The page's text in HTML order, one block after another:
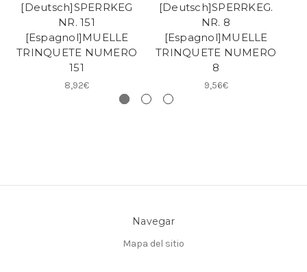
[Deutsch]SPERRKEG
NR. 151
[Espagnol]MUELLE
TRINQUETE NUMERO
151
8,92€
[Deutsch]SPERRKEG.
NR. 8
[Espagnol]MUELLE
TRINQUETE NUMERO
8
9,56€
Navegar
Mapa del sitio